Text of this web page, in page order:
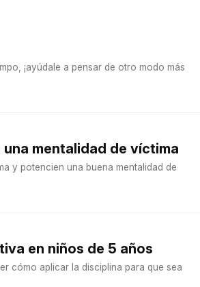
¡ayúdale a pensar de otro modo más
mentalidad de víctima
y potencien una buena mentalidad de
en niños de 5 años
cómo aplicar la disciplina para que sea